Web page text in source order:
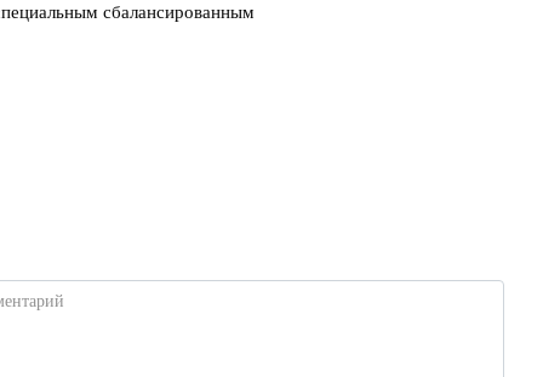
сбалансированным